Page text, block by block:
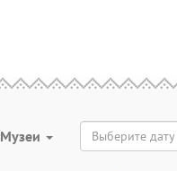
Музеи